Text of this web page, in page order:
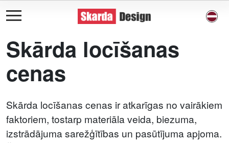
Skārda locīšanas
cenas
Skārda locīšanas cenas ir atkarīgas no vairākiem
faktoriem, tostarp materiāla veida, biezuma,
izstrādājuma sarežģītības un pasūtījuma apjoma.